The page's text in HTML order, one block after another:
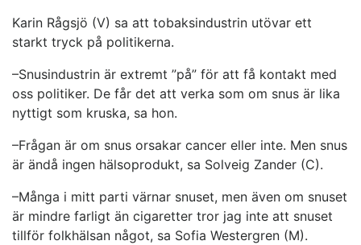
Karin Rågsjö (V) sa att tobaksindustrin utövar ett
starkt tryck på politikerna.
–Snusindustrin är extremt ”på” för att få kontakt med
oss politiker. De får det att verka som om snus är lika
nyttigt som kruska, sa hon.
–Frågan är om snus orsakar cancer eller inte. Men snus
är ändå ingen hälsoprodukt, sa Solveig Zander (C).
–Många i mitt parti värnar snuset, men även om snuset
är mindre farligt än cigaretter tror jag inte att snuset
tillför folkhälsan något, sa Sofia Westergren (M).